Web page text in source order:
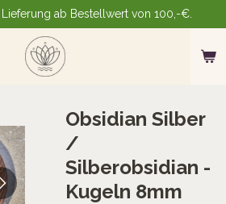
ab Bestellwert von 100,-€.
Obsidian Silber
/
Silberobsidian -
Kugeln 8mm